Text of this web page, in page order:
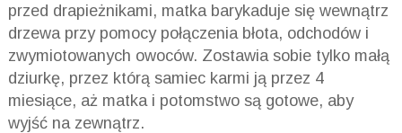
przed drapieżnikami, matka barykaduje się wewnątrz
drzewa przy pomocy połączenia błota, odchodów i
zwymiotowanych owoców. Zostawia sobie tylko małą
dziurkę, przez którą samiec karmi ją przez 4
miesiące, aż matka i potomstwo są gotowe, aby
wyjść na zewnątrz.